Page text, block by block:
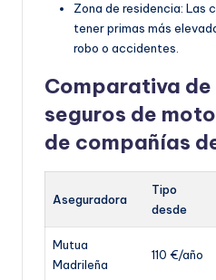
Zona de residencia: Las
tener primas más
robo o accidentes.
Comparativa
seguros de
de compañías
Aseguradora
Tipo
desde
Mutua
Madrileña
110 €/año